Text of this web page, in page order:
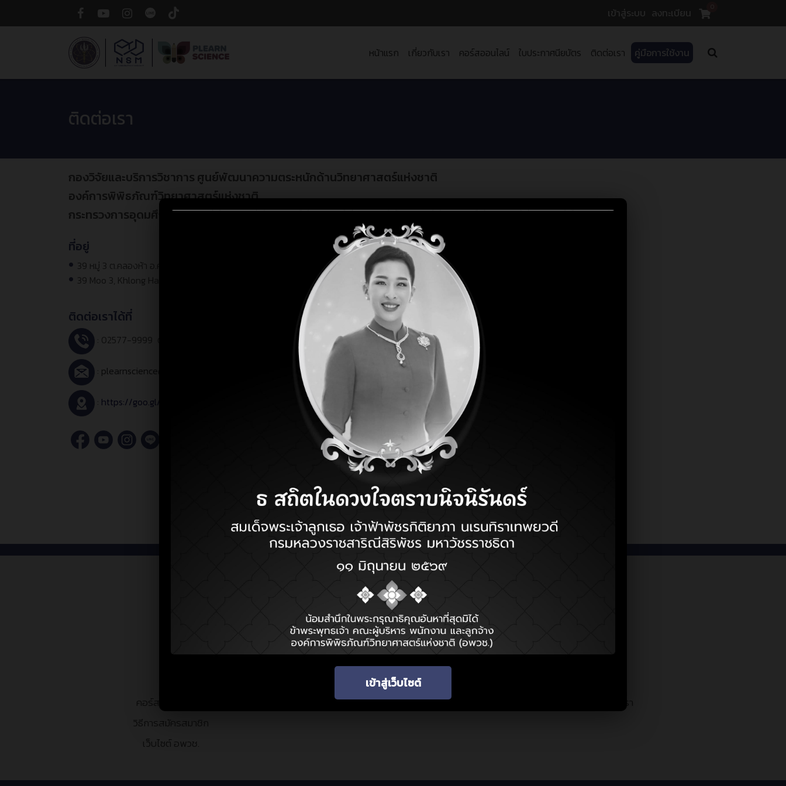
เข้าสู่เว็บไซต์
เข้าสู่ระบบ ลงทะเบียน
หน้าแรก เกี่ยวกับเรา คอร์สออนไลน์ ใบประกาศนียบัตร ติดต่อเรา คู่มือการใช้งาน
ติดต่อเรา
กองวิจัยและบริการวิชาการ ศูนย์พัฒนาความตระหนักด้านวิทยาศาสตร์แห่งชาติ
องค์การพิพิธภัณฑ์วิทยาศาสตร์แห่งชาติ
กระทรวงการอุดมศึกษาวิทยาศาสตร์ วิจัยและนวัตกรรม
ที่อยู่
39 หมู่ 3 ต.คลองห้า อ.คลองหลวง จ.ปทุมธานี 12120
39 Moo 3, Khlong Ha Subdistrict, Khlong Luang District, Pathum Thani Province 12120
ติดต่อเราได้ที่
: 02577-9999 ต่อ
: plearnscience@nsm.or.th
: https://goo.gl/maps/h39jx7rKSiMQSQ68A
โดยองค์การพิพิธภัณฑ์วิทยาศาสตร์แห่งชาติ (อพวช.)
คอร์สเรียนทั้งหมด
วิธีการสมัครสมาชิก
เว็บไซต์ อพวช.
เกี่ยวกับเรา